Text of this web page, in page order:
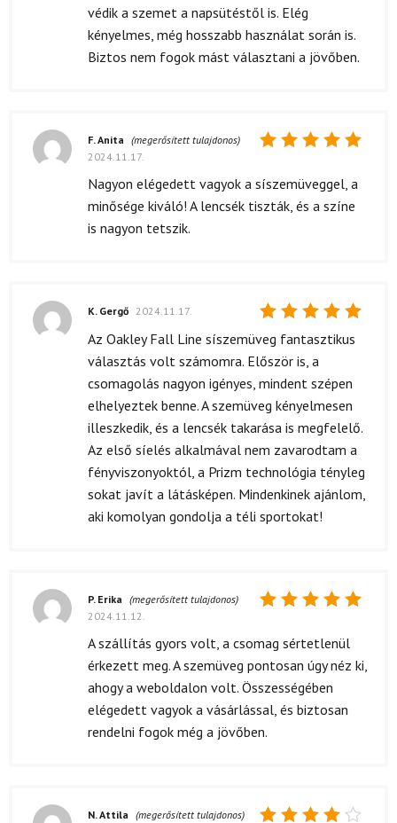
védik a szemet a napsütéstől is. Elég
kényelmes, még hosszabb használat során is.
Biztos nem fogok mást választani a jövőben.
5/ 5
F. Anita (megerősített tulajdonos)
2024.11.17.
Nagyon elégedett vagyok a síszemüveggel, a
minősége kiváló! A lencsék tiszták, és a színe
is nagyon tetszik.
Értékelés:
5/ 5
K. Gergő 2024.11.17.
Az Oakley Fall Line síszemüveg fantasztikus
választás volt számomra. Először is, a
csomagolás nagyon igényes, mindent szépen
elhelyeztek benne. A szemüveg kényelmesen
illeszkedik, és a lencsék takarása is megfelelő.
Az első síelés alkalmával nem zavarodtam a
fényviszonyoktól, a Prizm technológia tényleg
sokat javít a látásképen. Mindenkinek ajánlom,
aki komolyan gondolja a téli sportokat!
5/ 5
P. Erika (megerősített tulajdonos)
2024.11.12.
A szállítás gyors volt, a csomag sértetlenül
érkezett meg. A szemüveg pontosan úgy néz ki,
ahogy a weboldalon volt. Összességében
elégedett vagyok a vásárlással, és biztosan
rendelni fogok még a jövőben.
N. Attila (megerősített tulajdonos)